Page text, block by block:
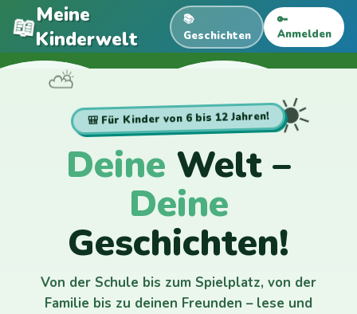
📖Meine
Kinderwelt
📚
Geschichten
🔑
Anmelden
☁️
⛅
☀️
🎒 Für Kinder von 6 bis 12 Jahren!
Deine Welt –
Deine
Geschichten!
Von der Schule bis zum Spielplatz, von der
Familie bis zu deinen Freunden – lese und